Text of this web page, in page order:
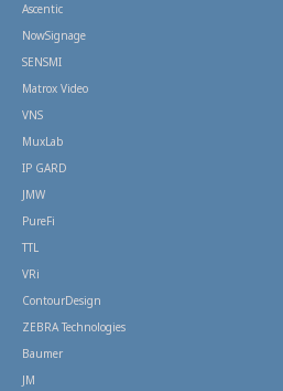
Ascentic
NowSignage
SENSMI
Matrox Video
VNS
MuxLab
IP GARD
JMW
PureFi
TTL
VRi
ContourDesign
ZEBRA Technologies
Baumer
JM